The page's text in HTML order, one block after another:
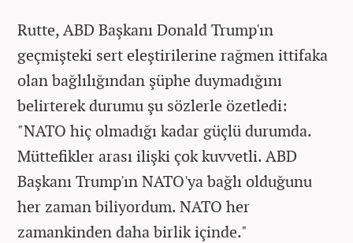
Rutte, ABD Başkanı Donald Trump'ın
geçmişteki sert eleştirilerine rağmen ittifaka
olan bağlılığından şüphe duymadığını
belirterek durumu şu sözlerle özetledi:
"NATO hiç olmadığı kadar güçlü durumda.
Müttefikler arası ilişki çok kuvvetli. ABD
Başkanı Trump'ın NATO'ya bağlı olduğunu
her zaman biliyordum. NATO her
zamankinden daha birlik içinde."